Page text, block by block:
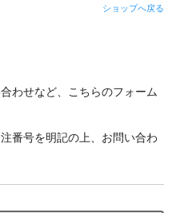
ショップへ戻る
わせなど、こちらのフォーム
番号を明記の上、お問い合わ